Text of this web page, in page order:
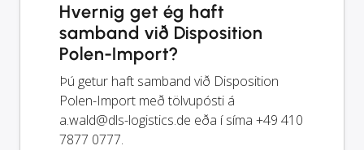
Hvernig get ég haft
samband við Disposition
Polen-Import?
Þú getur haft samband við Disposition
Polen-Import með tölvupósti á
a.wald@dls-logistics.de eða í síma +49 410
7877 0777.